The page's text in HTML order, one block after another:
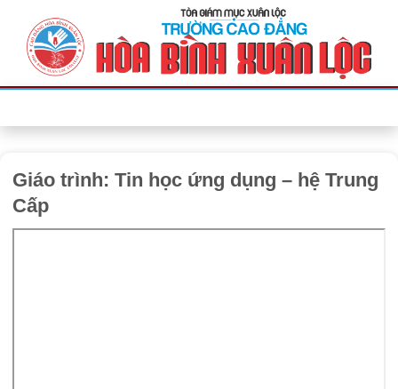
Giáo trình: Tin học ứng dụng – hệ Trung
Cấp